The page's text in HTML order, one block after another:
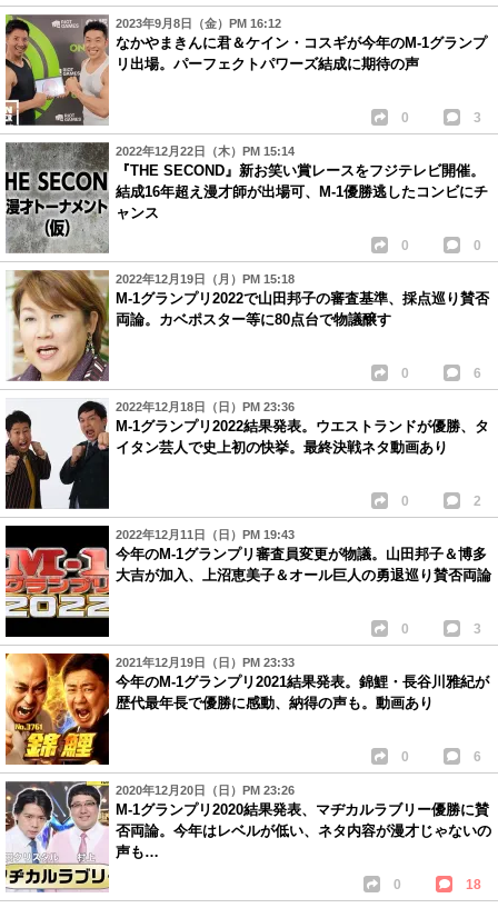
2023年9月8日（金）PM 16:12
なかやまきんに君＆ケイン・コスギが今年のM-1グランプ
リ出場。パーフェクトパワーズ結成に期待の声
0 3
2022年12月22日（木）PM 15:14
『THE SECOND』新お笑い賞レースをフジテレビ開催。
結成16年超え漫才師が出場可、M-1優勝逃したコンビにチ
ャンス
0 0
2022年12月19日（月）PM 15:18
M-1グランプリ2022で山田邦子の審査基準、採点巡り賛否
両論。カベポスター等に80点台で物議醸す
0 6
2022年12月18日（日）PM 23:36
M-1グランプリ2022結果発表。ウエストランドが優勝、タ
イタン芸人で史上初の快挙。最終決戦ネタ動画あり
0 2
2022年12月11日（日）PM 19:43
今年のM-1グランプリ審査員変更が物議。山田邦子＆博多
大吉が加入、上沼恵美子＆オール巨人の勇退巡り賛否両論
0 3
2021年12月19日（日）PM 23:33
今年のM-1グランプリ2021結果発表。錦鯉・長谷川雅紀が
歴代最年長で優勝に感動、納得の声も。動画あり
0 6
2020年12月20日（日）PM 23:26
M-1グランプリ2020結果発表、マヂカルラブリー優勝に賛
否両論。今年はレベルが低い、ネタ内容が漫才じゃないの
声も…
0 18